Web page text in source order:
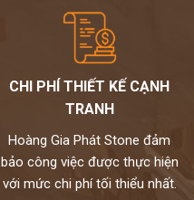
CHI PHÍ THIẾT KẾ CẠNH
TRANH
Hoàng Gia Phát Stone đảm
bảo công việc được thực hiện
với mức chi phí tối thiểu nhất.